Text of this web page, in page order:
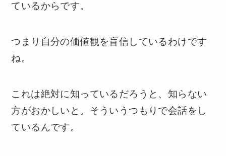
ているからです。
つまり自分の価値観を盲信しているわけです
ね。
これは絶対に知っているだろうと、知らない
方がおかしいと。そういうつもりで会話をし
ているんです。